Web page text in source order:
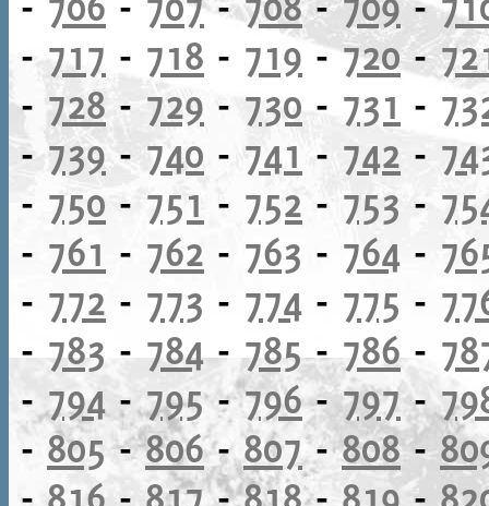
-717 - 718 - 719-720-
- 728 -729 - 730 - 731 -
-739-740 - 741 - 742 -
- 750 - 751 - 752 - 753 -
- 761 - 762 - 763 - 764 -
- 772 - 773 - 774 - 775 -
-783 -784-785-786-
- 794 -795-796-797-
- 805-806-807-808-